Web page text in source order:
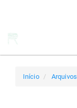
Início Arquivos